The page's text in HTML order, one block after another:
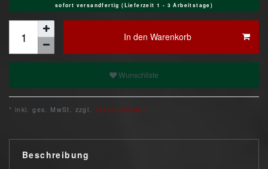
sofort versandfertig (Lieferzeit 1 - 3 Arbeitstage)
In den Warenkorb
Wunschliste
* inkl. ges. MwSt. zzgl. Versandkosten
Beschreibung